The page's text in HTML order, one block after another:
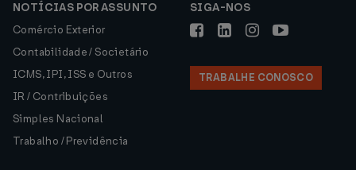
NOTÍCIAS POR ASSUNTO
Comércio Exterior
Contabilidade / Societário
ICMS, IPI, ISS e Outros
IR / Contribuições
Simples Nacional
Trabalho / Previdência
SIGA-NOS
TRABALHE CONOSCO